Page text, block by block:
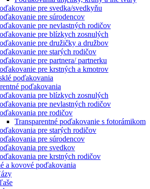
pre svedka/svedkyňu
pre súrodencov
pre nevlastných rodičov
pre blízkych zosnulých
pre družičky a družbov
pre starých rodičov
pre partnera/ partnerku
pre krstných a kmotrov
poďakovania
poďakovania
pre blízkych zosnulých
pre nevlastných rodičov
pre rodičov
Transparentné poďakovanie s fotorámikom
pre starých rodičov
pre súrodencov
pre svedkov
pre krstných rodičov
a kovové poďakovania